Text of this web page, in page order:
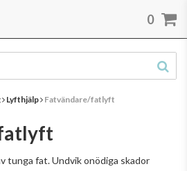
Lyfthjälp Fatvändare/fatlyft
tunga fat. Undvik onödiga skador
0